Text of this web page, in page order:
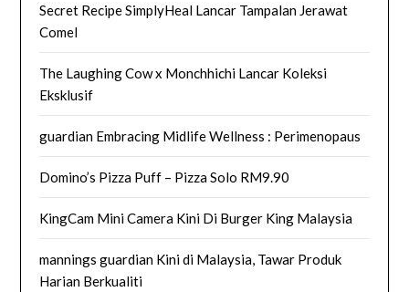
Secret Recipe SimplyHeal Lancar Tampalan Jerawat
Comel
The Laughing Cow x Monchhichi Lancar Koleksi
Eksklusif
guardian Embracing Midlife Wellness : Perimenopaus
Domino’s Pizza Puff – Pizza Solo RM9.90
KingCam Mini Camera Kini Di Burger King Malaysia
mannings guardian Kini di Malaysia, Tawar Produk
Harian Berkualiti